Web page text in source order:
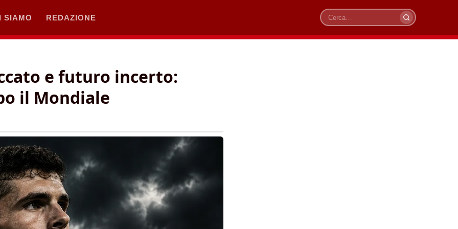
SIAMO REDAZIONE
Cerca
e futuro incerto:
il Mondiale